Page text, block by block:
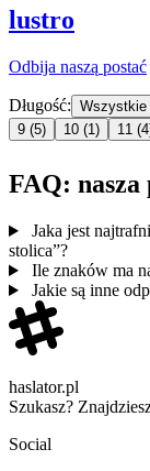
lustro
Odbija naszą postać
Długość: Wszystkie
9 (5) 10 (1) 11
FAQ: nasza
Jaka jest
stolica”?
Ile znaków ma
Jakie są inne
haslator.pl
Szukasz?
Social